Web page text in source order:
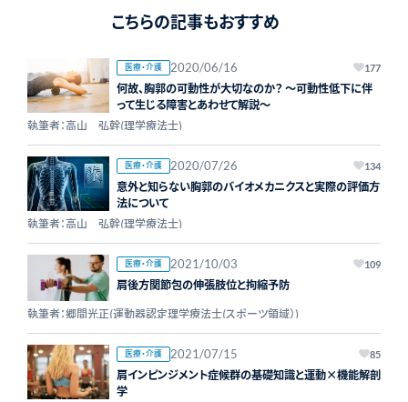
こちらの記事もおすすめ
医療・介護 2020/06/16 177
何故、胸郭の可動性が大切なのか？ ～可動性低下に伴
って生じる障害とあわせて解説～
執筆者：高山 弘幹(理学療法士)
医療・介護 2020/07/26 134
意外と知らない胸郭のバイオメカニクスと実際の評価方
法について
執筆者：高山 弘幹(理学療法士)
医療・介護 2021/10/03 109
肩後方関節包の伸張肢位と拘縮予防
執筆者：郷間光正(運動器認定理学療法士(スポーツ領域）)
医療・介護 2021/07/15 85
肩インピンジメント症候群の基礎知識と運動×機能解剖
学